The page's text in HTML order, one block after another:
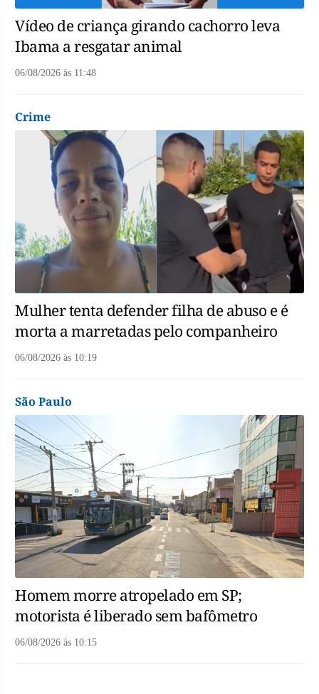
Vídeo de criança girando cachorro leva
Ibama a resgatar animal
06/08/2026 às 11:48
Crime
Mulher tenta defender filha de abuso e é
morta a marretadas pelo companheiro
06/08/2026 às 10:19
São Paulo
Homem morre atropelado em SP;
motorista é liberado sem bafômetro
06/08/2026 às 10:15